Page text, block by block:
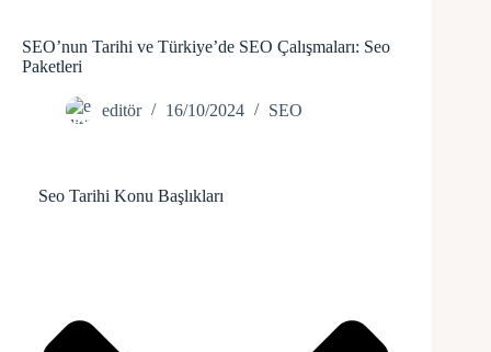
SEO’nun Tarihi ve Türkiye’de SEO Çalışmaları: Seo
Paketleri
editör 16/10/2024 SEO
Seo Tarihi Konu Başlıkları